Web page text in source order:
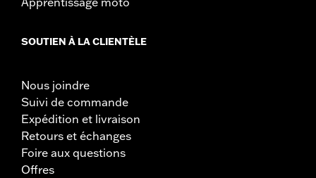
SOUTIEN À LA CLIENTÈLE
Nous joindre
Suivi de commande
Expédition et livraison
Retours et échanges
Foire aux questions
Offres